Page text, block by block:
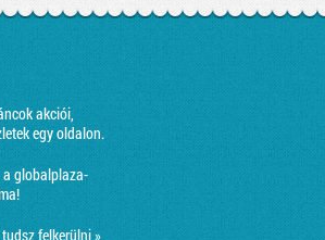
akciói,
egy oldalon.
a globalplaza-
felkerülni »